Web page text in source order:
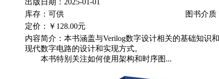
库存：可供
图书介质
定价：
￥128.00元
内容简介：本书涵盖与Verilog数字设计相关的基础知识
现代数字电路的设计和实现方式。
本书特别关注如何使用架构和时序图...